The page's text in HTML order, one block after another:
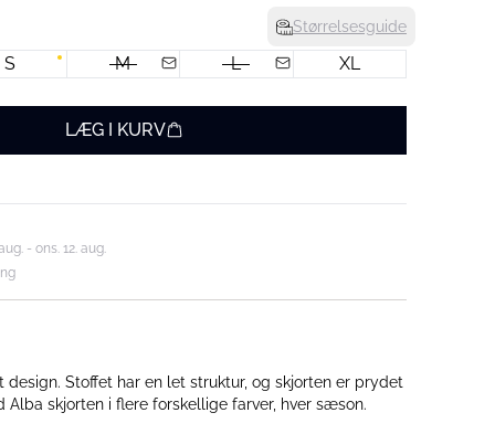
Størrelsesguide
S M L
XL
LÆG I KURV
- ons. 12. aug.
design. Stoffet har en let struktur, og skjorten er prydet
fine knapper. Find Alba skjorten i flere forskellige farver, hver sæson.